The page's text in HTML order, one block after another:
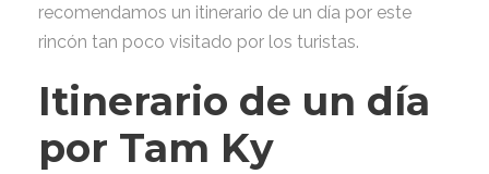
recomendamos un itinerario de un día por este
rincón tan poco visitado por los turistas.
Itinerario de un día
por Tam Ky